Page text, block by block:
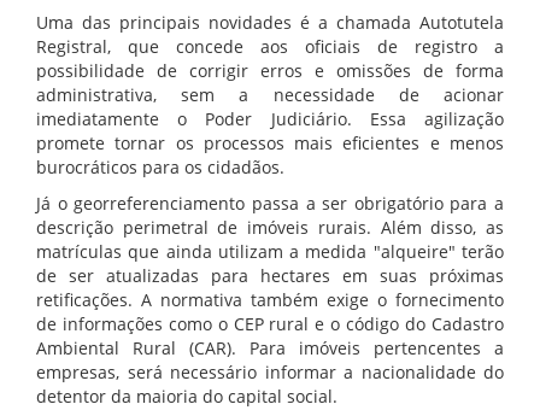
Uma das principais novidades é a chamada Autotutela
Registral, que concede aos oficiais de registro a
possibilidade de corrigir erros e omissões de forma
administrativa, sem a necessidade de acionar
imediatamente o Poder Judiciário. Essa agilização
promete tornar os processos mais eficientes e menos
burocráticos para os cidadãos.
Já o georreferenciamento passa a ser obrigatório para a
descrição perimetral de imóveis rurais. Além disso, as
matrículas que ainda utilizam a medida "alqueire" terão
de ser atualizadas para hectares em suas próximas
retificações. A normativa também exige o fornecimento
de informações como o CEP rural e o código do Cadastro
Ambiental Rural (CAR). Para imóveis pertencentes a
empresas, será necessário informar a nacionalidade do
detentor da maioria do capital social.